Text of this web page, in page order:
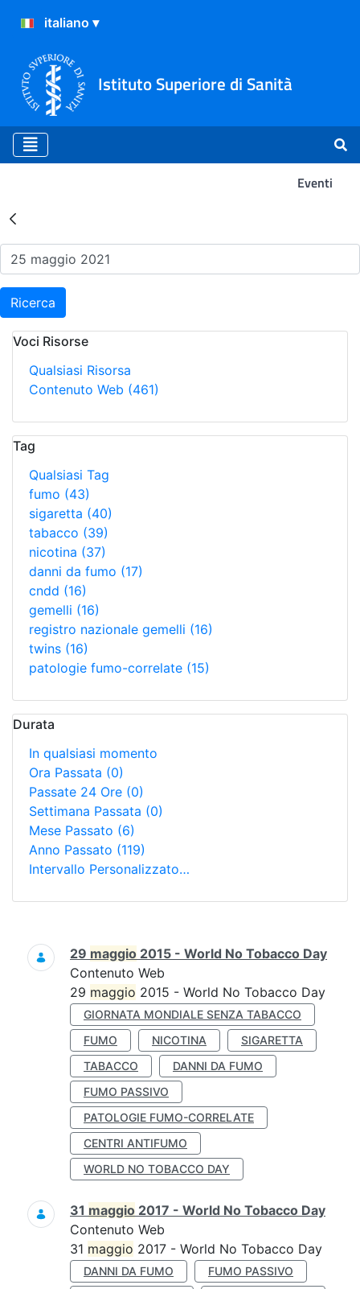
Istituto Superiore di Sanità
Eventi
Risultati della Ricerca -
Ricerca
Voci Risorse
Qualsiasi Risorsa
Contenuto Web (461)
Tag
Qualsiasi Tag
fumo (43)
sigaretta (40)
tabacco (39)
nicotina (37)
danni da fumo (17)
cndd (16)
gemelli (16)
registro nazionale gemelli (16)
twins (16)
patologie fumo-correlate (15)
Durata
In qualsiasi momento
Ora Passata (0)
Passate 24 Ore (0)
Settimana Passata (0)
Mese Passato (6)
Anno Passato (119)
Intervallo Personalizzato…
Ricerca
29 maggio 2015 - World No Tobacco Day
Contenuto Web
29 maggio 2015 - World No Tobacco Day
GIORNATA MONDIALE SENZA TABACCO
FUMO
NICOTINA
SIGARETTA
TABACCO
DANNI DA FUMO
FUMO PASSIVO
PATOLOGIE FUMO-CORRELATE
CENTRI ANTIFUMO
WORLD NO TOBACCO DAY
31 maggio 2017 - World No Tobacco Day
Contenuto Web
31 maggio 2017 - World No Tobacco Day
DANNI DA FUMO
FUMO PASSIVO